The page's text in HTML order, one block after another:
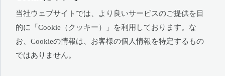
当社ウェブサイトでは、より良いサービスのご提供を目
的に「Cookie（クッキー）」を利用しております。な
お、Cookieの情報は、お客様の個人情報を特定するもの
ではありません。